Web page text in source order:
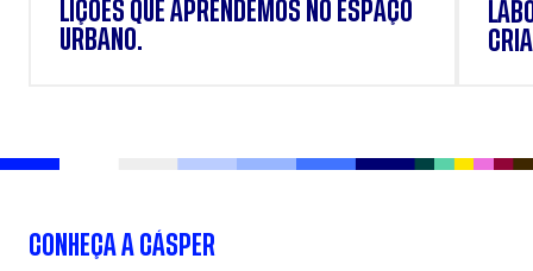
LIÇÕES QUE APRENDEMOS NO ESPAÇO
URBANO.
CONHEÇA A CÁSPER